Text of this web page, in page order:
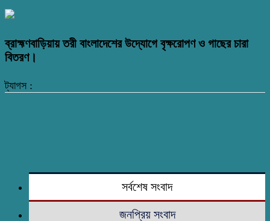
ব্রাহ্মণবাড়িয়ায় তরী বাংলাদেশের উদ্যোগে বৃক্ষরোপণ ও গাছের চারা
বিতরণ।
ট্যাগস :
সর্বশেষ সংবাদ
জনপ্রিয় সংবাদ